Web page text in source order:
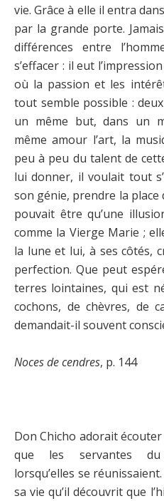
vie. Grâce à elle il entra
par la grande porte.
différences entre
s’effacer : il eut
où la passion et les
tout semble possible :
un même but, dans un
même amour l’art, la
peu à peu du talent de
lui donner, il voulait tout
son génie, prendre la place
pouvait être qu’une
comme la Vierge Marie ;
la lune et lui, à ses côtés,
perfection. Que peut
terres lointaines, qui est
cochons, de chèvres, de
demandait-il souvent
Noces de cendres, p. 144
Don Chicho adorait
que les servantes du
lorsqu’elles se
sa vie qu’il découvrit que